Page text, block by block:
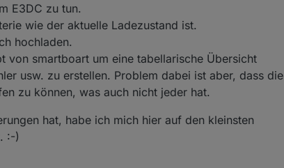
E3DC zu tun.
wie der aktuelle Ladezustand ist.
hochladen.
von smartboart um eine tabellarische Übersicht
usw. zu erstellen. Problem dabei ist aber, dass die
zu können, was auch nicht jeder hat.
hat, habe ich mich hier auf den kleinsten
:-)